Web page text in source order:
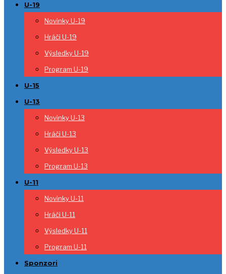
U-19
Novinky U-19
Hráči U-19
Výsledky U-19
Program U-19
U-15
U-13
Novinky U-13
Hráči U-13
Výsledky U-13
Program U-13
U-11
Novinky U-11
Hráči U-11
Výsledky U-11
Program U-11
Sponzori